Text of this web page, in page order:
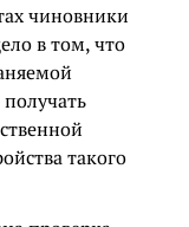
чиновники
в том, что
такого